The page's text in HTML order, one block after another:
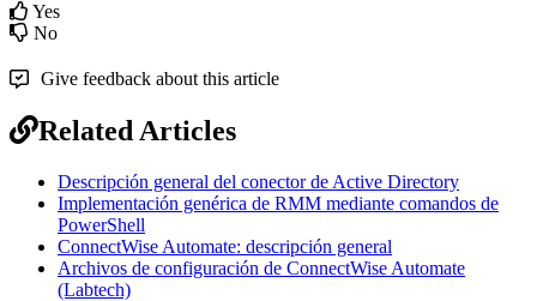
Yes
No
Give feedback about this article
Related Articles
Descripción general del conector de Active Directory
Implementación genérica de RMM mediante comandos de
PowerShell
ConnectWise Automate: descripción general
Archivos de configuración de ConnectWise Automate
(Labtech)